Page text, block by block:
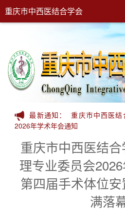
重庆市中西医结合学会
最新通知：重庆市中西医
2026年学术年会通知
重庆市中西医结
理专业委员会
第四届手术体位
满落